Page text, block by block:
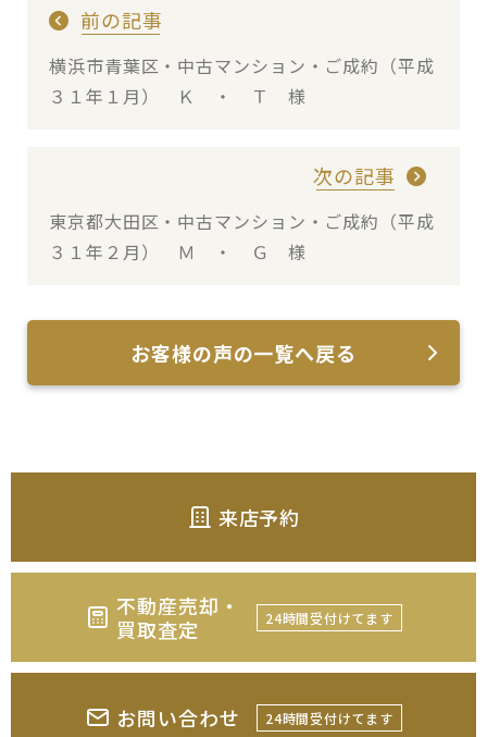
前の記事
横浜市青葉区・中古マンション・ご成約（平成
３１年１月） Ｋ ・ Ｔ 様
次の記事
東京都大田区・中古マンション・ご成約（平成
３１年２月） Ｍ ・ Ｇ 様
お客様の声の一覧へ戻る
来店予約
不動産売却・
買取査定
24時間受付けてます
お問い合わせ 24時間受付けてます